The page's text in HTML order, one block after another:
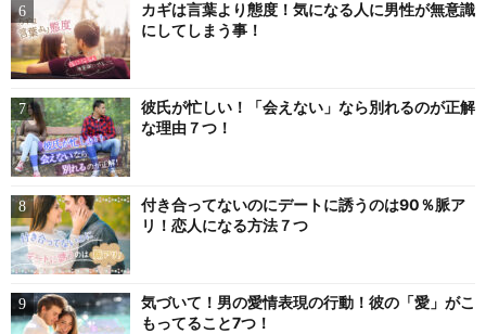
カギは言葉より態度！気になる人に男性が無意識
にしてしまう事！
彼氏が忙しい！「会えない」なら別れるのが正解
な理由７つ！
付き合ってないのにデートに誘うのは90％脈ア
リ！恋人になる方法７つ
気づいて！男の愛情表現の行動！彼の「愛」がこ
もってること7つ！